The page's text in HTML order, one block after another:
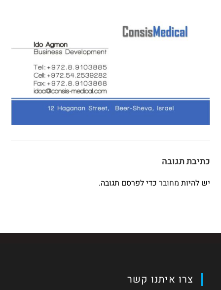
כתיבת תגובה
יש להיות מחובר כדי לפרסם תגובה.
צרו איתנו קשר